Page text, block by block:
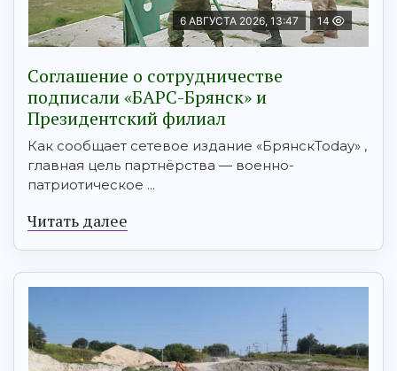
6 АВГУСТА 2026, 13:47 14
Соглашение о сотрудничестве
подписали «БАРС-Брянск» и
Президентский филиал
Как сообщает сетевое издание «БрянскToday» ,
главная цель партнёрства — военно-
патриотическое ...
Читать далее